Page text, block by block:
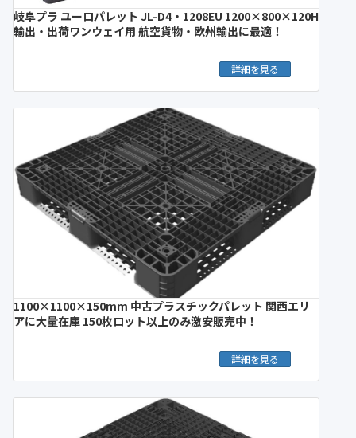
岐阜プラ ユーロパレット JL-D4・1208EU 1200×800×120H
輸出・出荷ワンウェイ用 航空貨物・欧州輸出に最適！
詳細を見る
1100×1100×150mm 中古プラスチックパレット 関西エリ
アに大量在庫 150枚ロット以上のみ激安販売中！
詳細を見る